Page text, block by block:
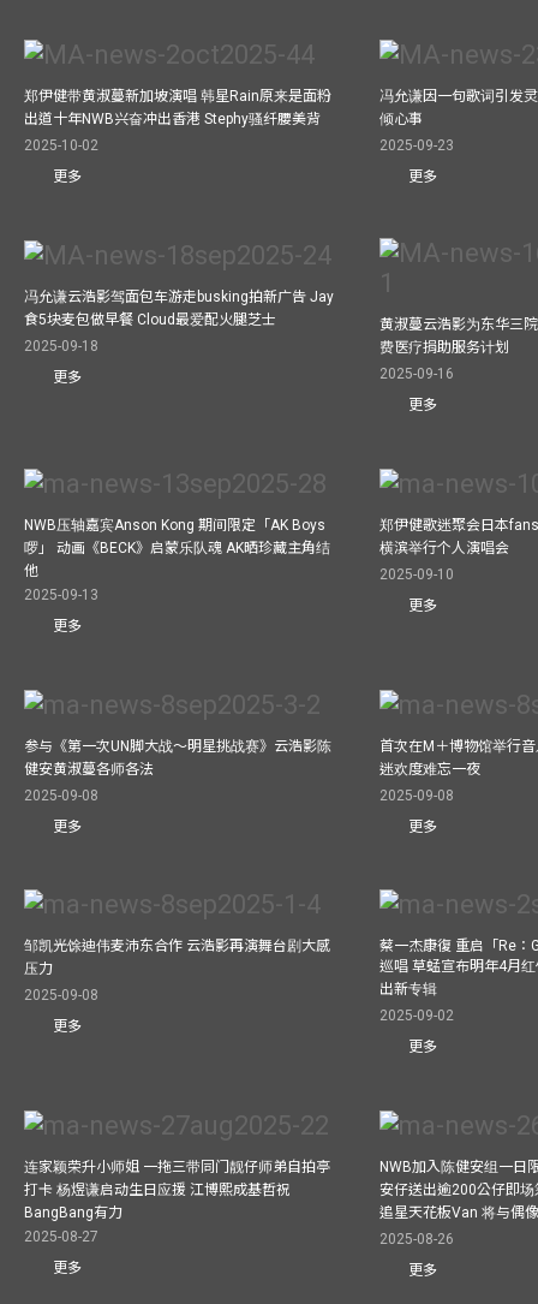
郑伊健带黄淑蔓新加坡演唱 韩星Rain原来是面粉
出道十年NWB兴奋冲出香港 Stephy骚纤腰美背
2025-10-02
更多
冯允谦因一句歌词引发
倾心事
2025-09-23
更多
冯允谦云浩影驾面包车游走busking拍新广告 Jay
食5块麦包做早餐 Cloud最爱配火腿芝士
2025-09-18
更多
黄淑蔓云浩影为东华三
费医疗捐助服务计划
2025-09-16
更多
NWB压轴嘉宾Anson Kong 期间限定「AK Boys
啰」 动画《BECK》启蒙乐队魂 AK晒珍藏主角结
他
2025-09-13
更多
郑伊健歌迷聚会日本
横滨举行个人演唱会
2025-09-10
更多
参与《第一次UN脚大战～明星挑战赛》云浩影陈
健安黄淑蔓各师各法
2025-09-08
更多
首次在M＋博物馆举行
迷欢度难忘一夜
2025-09-08
更多
邹凯光馀迪伟麦沛东合作 云浩影再演舞台剧大感
压力
2025-09-08
更多
蔡一杰康復 重启「Re：
巡唱 草蜢宣布明年4月
出新专辑
2025-09-02
更多
连家颖荣升小师姐 一拖三带同门靓仔师弟自拍亭
打卡 杨煜谦启动生日应援 江博熙成基哲祝
BangBang有力
2025-08-27
更多
NWB加入陈健安组一日
安仔送出逾200公仔即
追星天花板Van 将与偶
2025-08-26
更多